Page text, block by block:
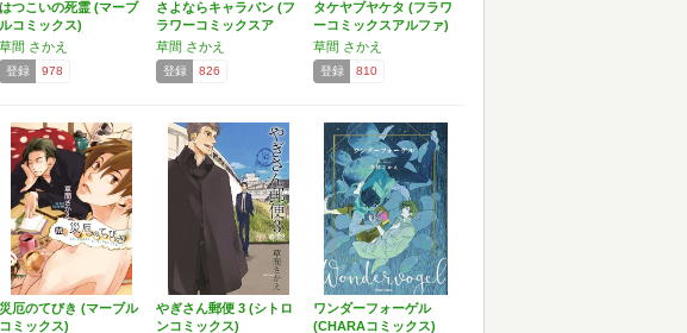
はつこいの死霊 (マーブ
ルコミックス)
草間 さかえ
登録 978
さよならキャラバン (フ
ラワーコミックスア
ル…
草間 さかえ
登録 826
タケヤブヤケタ (フラワ
ーコミックスアルファ)
草間 さかえ
登録 810
災厄のてびき (マーブル
コミックス)
やぎさん郵便 3 (シトロ
ンコミックス)
ワンダーフォーゲル
(CHARAコミックス)